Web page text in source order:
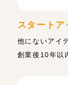
スタート
他にないアイ
創業後10年以